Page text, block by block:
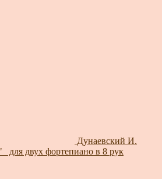
Дунаевский И.
для двух фортепиано в 8 рук